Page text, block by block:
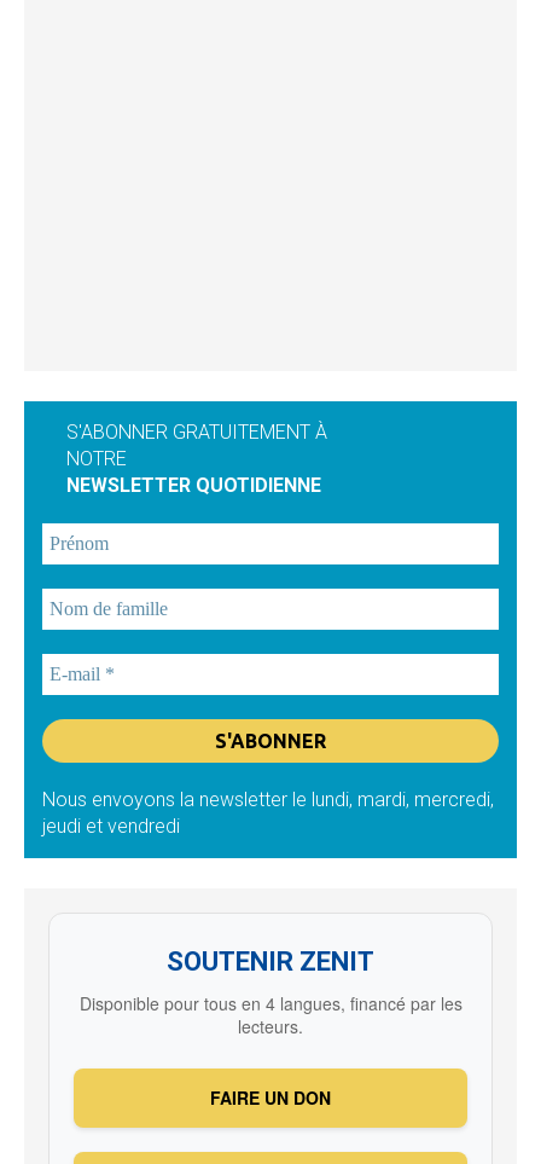
S'ABONNER GRATUITEMENT À
NOTRE
NEWSLETTER QUOTIDIENNE
Nous envoyons la newsletter le lundi, mardi, mercredi,
jeudi et vendredi
SOUTENIR ZENIT
Disponible pour tous en 4 langues, financé par les
lecteurs.
FAIRE UN DON